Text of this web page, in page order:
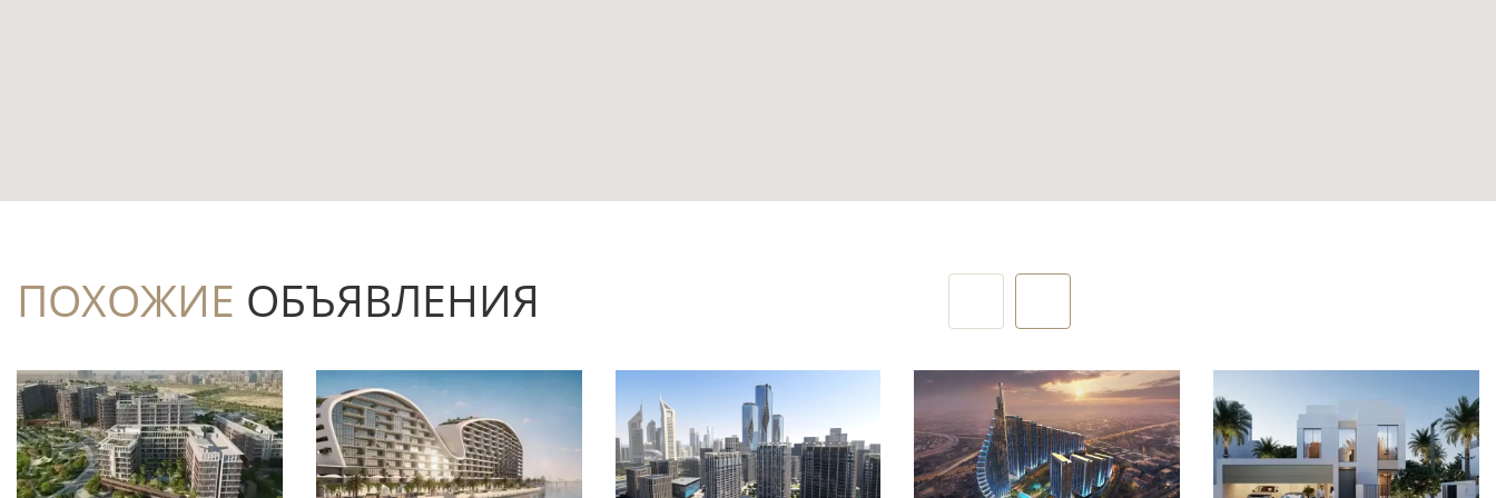
Две ванные комнаты делают жильё практичным для пары, семьи с ребёнком или аренды с
расчётом на повышенный комфорт жильцов.
дополнительного приватного пространства.
Расположение в Downtown/Dubai сочетает жилой формат с инфраструктурой центральной части
Дубая и близостью к Burj Khalifa Metro Station.
ПОХОЖИЕ ОБЪЯВЛЕНИЯ